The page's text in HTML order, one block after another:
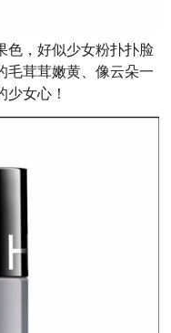
色，好似少女粉扑扑脸
毛茸茸嫩黄、像云朵一
女心！